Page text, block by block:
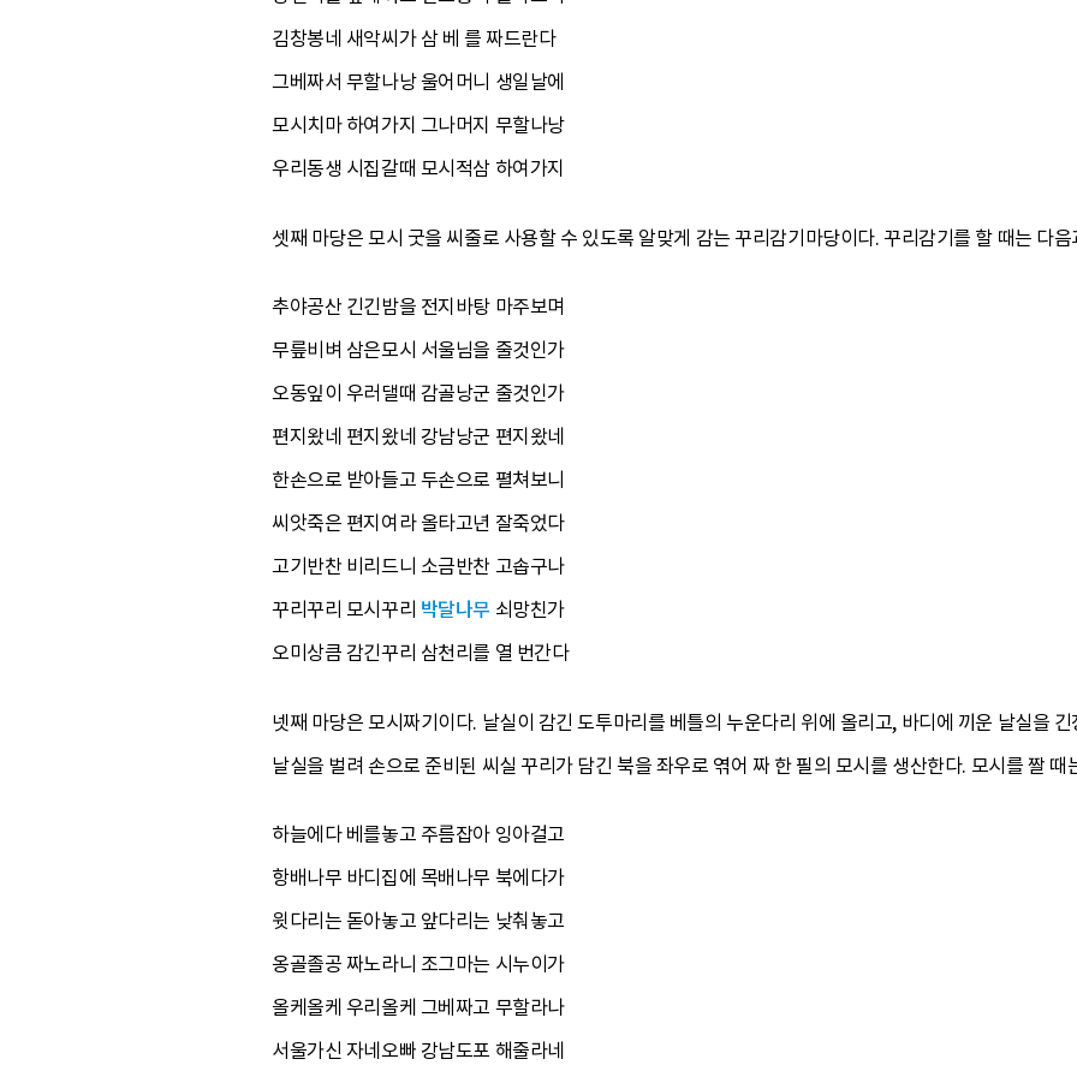
김창봉네 새악씨가 삼 베 를 짜드란다
그베짜서 무할나낭 울어머니 생일날에
모시치마 하여가지 그나머지 무할나낭
우리동생 시집갈때 모시적삼 하여가지
셋째 마당은 모시 굿을 씨줄로 사용할 수 있도록 알맞게 감는 꾸리감기마당이다. 꾸리감기를 할 때는 다
추야공산 긴긴밤을 전지바탕 마주보며
무릎비벼 삼은모시 서울님을 줄것인가
오동잎이 우러댈때 감골낭군 줄것인가
편지왔네 편지왔네 강남낭군 편지왔네
한손으로 받아들고 두손으로 펼쳐보니
씨앗죽은 편지여라 올타고년 잘죽었다
고기반찬 비리드니 소금반찬 고솝구나
꾸리꾸리 모시꾸리 박달나무 쇠망친가
오미상큼 감긴꾸리 삼천리를 열 번간다
넷째 마당은 모시짜기이다. 날실이 감긴 도투마리를 베틀의 누운다리 위에 올리고, 바디에 끼운 날실을
날실을 벌려 손으로 준비된 씨실 꾸리가 담긴 북을 좌우로 엮어 짜 한 필의 모시를 생산한다. 모시를 짤 때
하늘에다 베를놓고 주름잡아 잉아걸고
항배나무 바디집에 목배나무 북에다가
윗다리는 돋아놓고 앞다리는 낮춰놓고
옹골졸공 짜노라니 조그마는 시누이가
올케올케 우리올케 그베짜고 무할라나
서울가신 자네오빠 강남도포 해줄라네